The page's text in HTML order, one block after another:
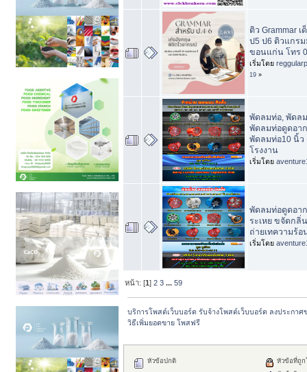
ติว Grammar
ป5 ป6 ติวแกร
ขอนแก่น โทร
เริ่มโดย
19 »
พัดลมท่อ, พัดล
พัดลมท่อดูดอา
พัดลมท่อ10 นิ้ว
โรงงาน
เริ่มโดย
พัดลมท่อดูดอา
ระเหย ขจัดกลิ่
ถ่ายเทความร้อ
เริ่มโดย
หน้า: [1]2 3 ...59
บริการโพสต์เว็บบอร์ด รับจ้างโพสต์เว็บบอร์ด ลงประกาศ
วิธีเพิ่มยอดขาย โพสฟรี
หัวข้อปกติ
หัวข้อที่ถู